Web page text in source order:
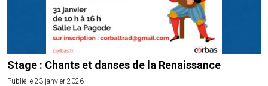
Stage : Chants et danses de la Renaissance
Publié le 23 janvier 2026